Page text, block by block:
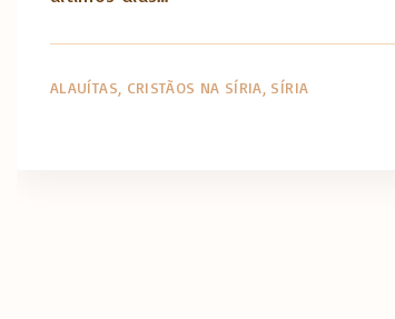
ALAUÍTAS CRISTÃOS NA SÍRIA SÍRIA